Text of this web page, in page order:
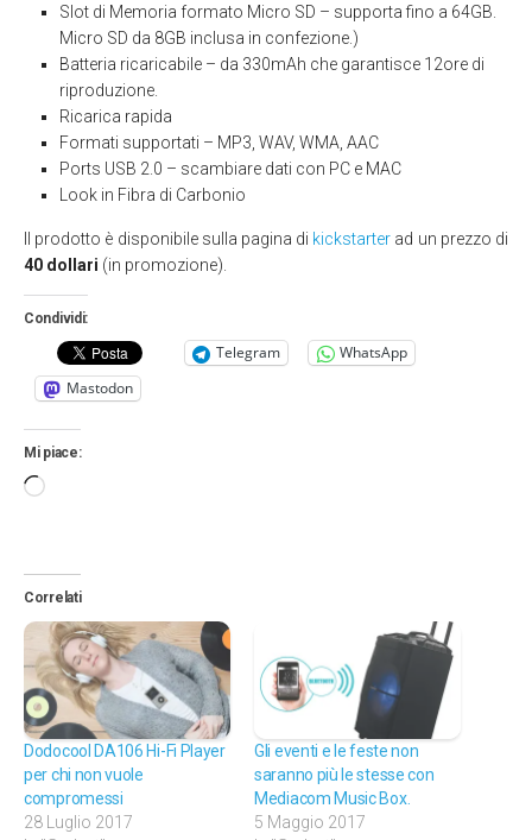
Slot di Memoria formato Micro SD – supporta fino a 64GB.
Micro SD da 8GB inclusa in confezione.)
Batteria ricaricabile – da 330mAh che garantisce 12ore di
riproduzione.
Ricarica rapida
Formati supportati – MP3, WAV, WMA, AAC
Ports USB 2.0 – scambiare dati con PC e MAC
Look in Fibra di Carbonio
Il prodotto è disponibile sulla pagina di kickstarter ad un prezzo di
40 dollari (in promozione).
Condividi:
Telegram
WhatsApp
Mastodon
Mi piace:
Caricamento
Correlati
Dodocool DA106 Hi-Fi Player
per chi non vuole
compromessi
28 Luglio 2017
Gli eventi e le feste non
saranno più le stesse con
Mediacom Music Box.
5 Maggio 2017